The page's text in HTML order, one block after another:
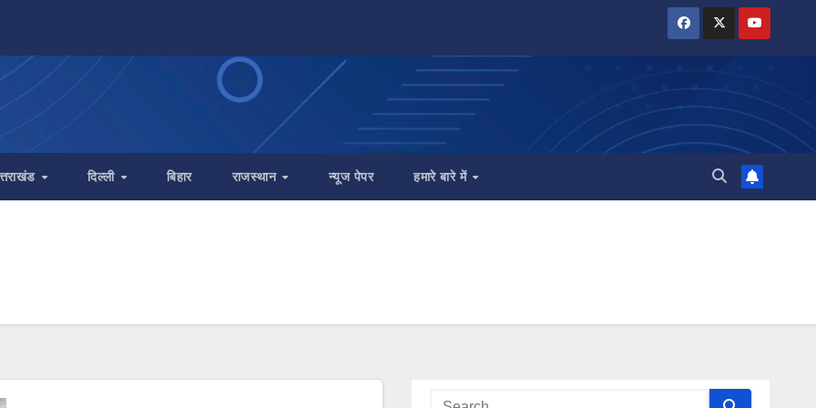
दिल्ली बिहार राजस्थान न्यूज पेपर हमारे बारे में